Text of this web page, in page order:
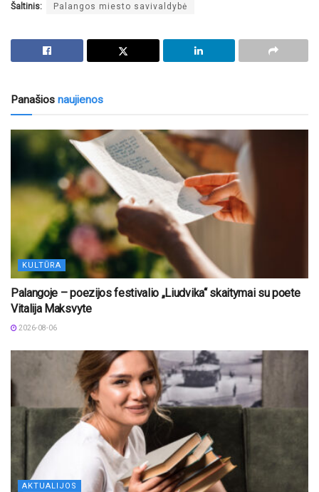
Šaltinis: Palangos miesto savivaldybė
Panašios naujienos
KULTŪRA
Palangoje – poezijos festivalio „Liudvika“ skaitymai su poete
Vitalija Maksvyte
2026-08-06
AKTUALIJOS